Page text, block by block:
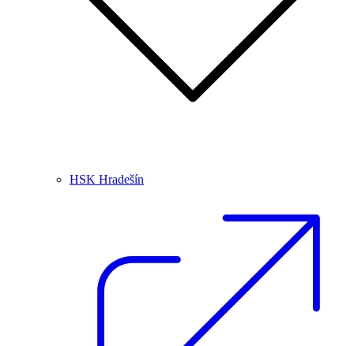
HSK Hradešín